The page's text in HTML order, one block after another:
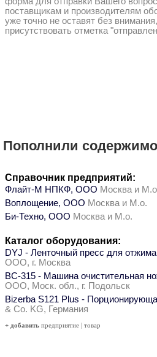
поставщикам и производителям
уже точно не оставят без
присутствовать отметка
Пополнили
Справочник предприятий:
Флайт-М НПКФ, ООО Москва и
Воплощение, ООО Москва и М.о.
Би-Техно, ООО Москва и М.о.
Каталог оборудования:
DYJ - Ленточный пресс для
ООО, г. Москва
ВС-315 - Машина очистительная
ООО, Моск. обл., г. Подольск
Bizerba S121 Plus -
& Co. KG, Германия
+ добавить предприятие | товар